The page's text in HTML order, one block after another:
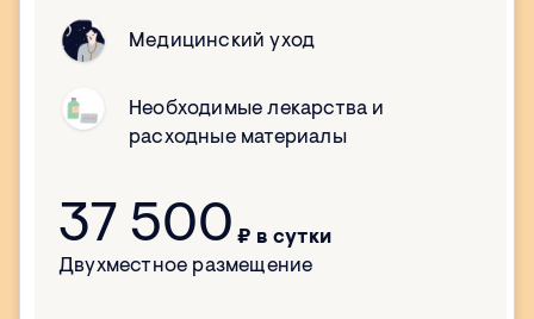
37 500 ₽ в сутки
Двухместное размещение
Медицинский уход
Необходимые лекарства и
расходные материалы